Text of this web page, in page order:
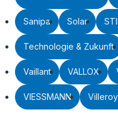
Sanipa Solar
Technologie & Zukunft
Vaillant VALLOX
VIESSMANN